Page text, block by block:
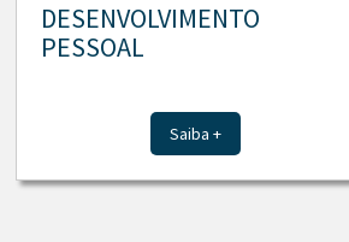
DESENVOLVIMENTO
PESSOAL
Saiba +